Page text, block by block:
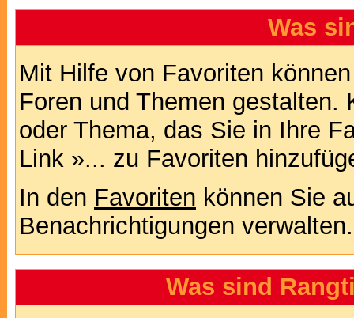
Was
Mit Hilfe von Favoriten
Foren und Themen
oder Thema, das Sie in Ihre
Link »... zu Favoriten
In den Favoriten können Sie
Benachrichtigungen verwalten.
Was sind